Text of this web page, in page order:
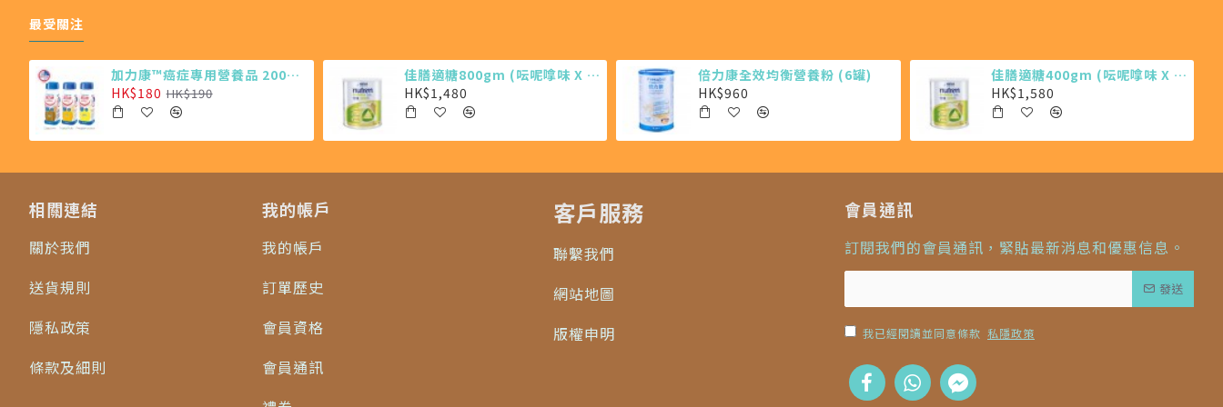
最受關注
加力康™癌症專用營養品 200ml X4 (最少需購買24樽)
HK$180 HK$190
佳膳適糖800gm (呍呢嗱味 X 6罐)
HK$1,480
倍力康全效均衡營養粉 (6罐)
HK$960
佳膳適糖400gm (呍呢嗱味 X 12罐)
HK$1,580
相關連結
關於我們
送貨規則
隱私政策
條款及細則
我的帳戶
我的帳戶
訂單歷史
會員資格
會員通訊
客戶服務
聯繫我們
網站地圖
版權申明
會員通訊
訂閱我們的會員通訊，緊貼最新消息和優惠信息。
發送
我已經閱讀並同意條款 私隱政策